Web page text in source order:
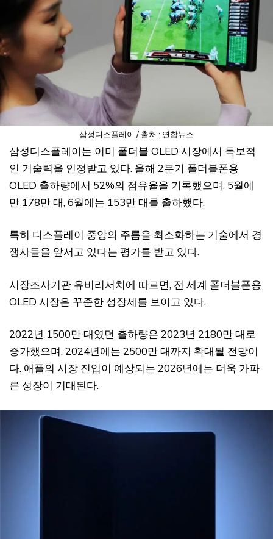
삼성디스플레이 / 출처 : 연합뉴스
삼성디스플레이는 이미 폴더블 OLED 시장에서 독보적
인 기술력을 인정받고 있다. 올해 2분기 폴더블폰용
OLED 출하량에서 52%의 점유율을 기록했으며, 5월에
만 178만 대, 6월에는 153만 대를 출하했다.
특히 디스플레이 중앙의 주름을 최소화하는 기술에서 경
쟁사들을 앞서고 있다는 평가를 받고 있다.
시장조사기관 유비리서치에 따르면, 전 세계 폴더블폰용
OLED 시장은 꾸준한 성장세를 보이고 있다.
2022년 1500만 대였던 출하량은 2023년 2180만 대로
증가했으며, 2024년에는 2500만 대까지 확대될 전망이
다. 애플의 시장 진입이 예상되는 2026년에는 더욱 가파
른 성장이 기대된다.